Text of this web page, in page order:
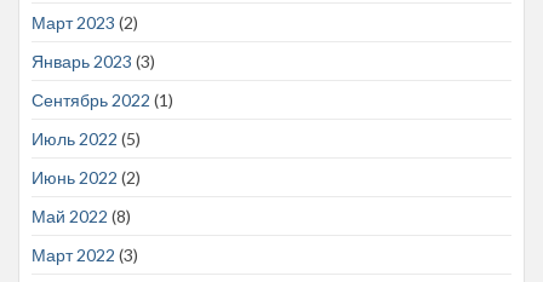
Март 2023 (2)
Январь 2023 (3)
Сентябрь 2022 (1)
Июль 2022 (5)
Июнь 2022 (2)
Май 2022 (8)
Март 2022 (3)